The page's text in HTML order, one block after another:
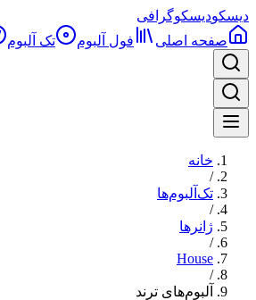
دیسکودیسکوگرافی
صفحه اصلی
فول آلبوم‌ تک آلبوم
خانه
/
تک‌آلبوم‌ها
/
ژانرها
/
House
/
آلبوم‌های ترند